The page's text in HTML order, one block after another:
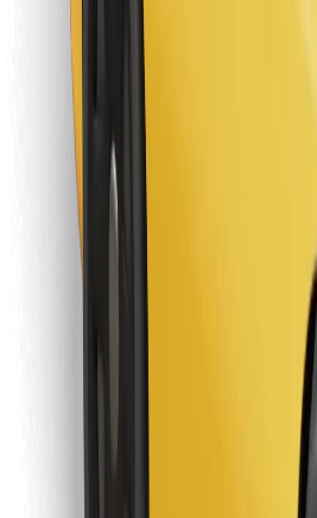
Stáhněte si aplikaci Bolt
Objevte své oblíbené jídlo!